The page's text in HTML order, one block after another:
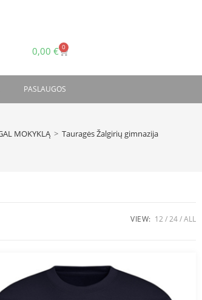
0,00 € 0
PASLAUGOS
MOKYKLĄ > Tauragės Žalgirių gimnazija
VIEW: 12 24 ALL